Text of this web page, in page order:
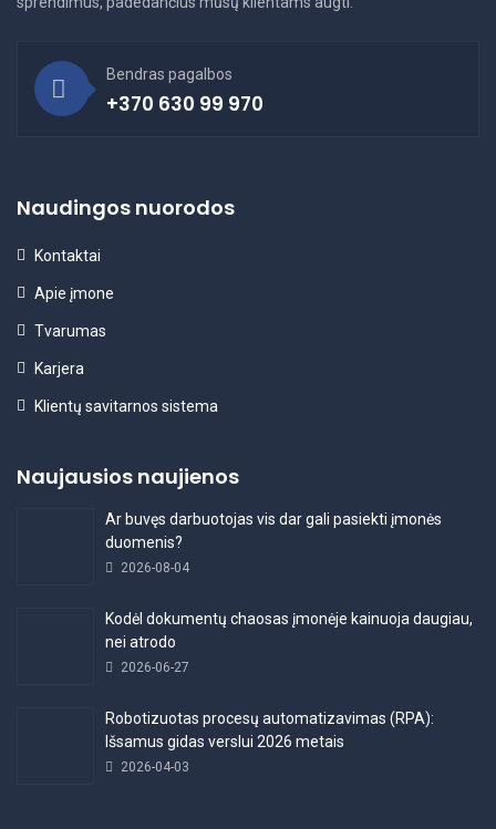
Bendras pagalbos
+370 630 99 970
Naudingos nuorodos
Kontaktai
Apie įmone
Tvarumas
Karjera
Klientų savitarnos sistema
Naujausios naujienos
Ar buvęs darbuotojas vis dar gali pasiekti įmonės
duomenis?
2026-08-04
Kodėl dokumentų chaosas įmonėje kainuoja daugiau,
nei atrodo
2026-06-27
Robotizuotas procesų automatizavimas (RPA):
Išsamus gidas verslui 2026 metais
2026-04-03